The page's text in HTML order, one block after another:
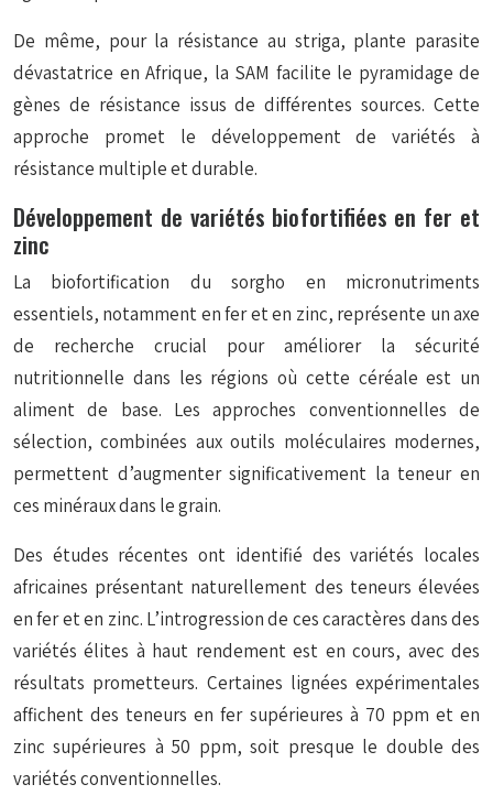
De même, pour la résistance au striga, plante parasite
dévastatrice en Afrique, la SAM facilite le pyramidage de
gènes de résistance issus de différentes sources. Cette
approche promet le développement de variétés à
résistance multiple et durable.
Développement de variétés biofortifiées en fer et
zinc
La biofortification du sorgho en micronutriments
essentiels, notamment en fer et en zinc, représente un axe
de recherche crucial pour améliorer la sécurité
nutritionnelle dans les régions où cette céréale est un
aliment de base. Les approches conventionnelles de
sélection, combinées aux outils moléculaires modernes,
permettent d’augmenter significativement la teneur en
ces minéraux dans le grain.
Des études récentes ont identifié des variétés locales
africaines présentant naturellement des teneurs élevées
en fer et en zinc. L’introgression de ces caractères dans des
variétés élites à haut rendement est en cours, avec des
résultats prometteurs. Certaines lignées expérimentales
affichent des teneurs en fer supérieures à 70 ppm et en
zinc supérieures à 50 ppm, soit presque le double des
variétés conventionnelles.